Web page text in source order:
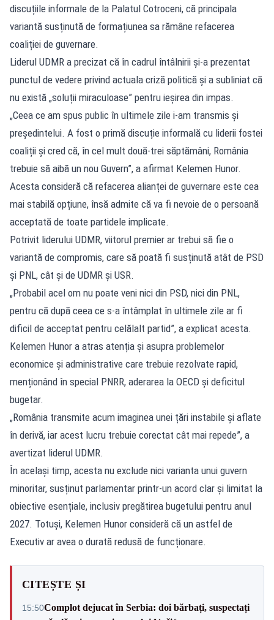
discuțiile informale de la Palatul Cotroceni, că principala
variantă susținută de formațiunea sa rămâne refacerea
coaliției de guvernare.
Liderul UDMR a precizat că în cadrul întâlnirii și-a prezentat
punctul de vedere privind actuala criză politică și a subliniat că
nu există „soluții miraculoase” pentru ieșirea din impas.
„Ceea ce am spus public în ultimele zile i-am transmis și
președintelui. A fost o primă discuție informală cu liderii fostei
coaliții și cred că, în cel mult două-trei săptămâni, România
trebuie să aibă un nou Guvern”, a afirmat Kelemen Hunor.
Acesta consideră că refacerea alianței de guvernare este cea
mai stabilă opțiune, însă admite că va fi nevoie de o persoană
acceptată de toate partidele implicate.
Potrivit liderului UDMR, viitorul premier ar trebui să fie o
variantă de compromis, care să poată fi susținută atât de PSD
și PNL, cât și de UDMR și USR.
„Probabil acel om nu poate veni nici din PSD, nici din PNL,
pentru că după ceea ce s-a întâmplat în ultimele zile ar fi
dificil de acceptat pentru celălalt partid”, a explicat acesta.
Kelemen Hunor a atras atenția și asupra problemelor
economice și administrative care trebuie rezolvate rapid,
menționând în special PNRR, aderarea la OECD și deficitul
bugetar.
„România transmite acum imaginea unei țări instabile și aflate
în derivă, iar acest lucru trebuie corectat cât mai repede”, a
avertizat liderul UDMR.
În același timp, acesta nu exclude nici varianta unui guvern
minoritar, susținut parlamentar printr-un acord clar și limitat la
obiective esențiale, inclusiv pregătirea bugetului pentru anul
2027. Totuși, Kelemen Hunor consideră că un astfel de
Executiv ar avea o durată redusă de funcționare.
CITEȘTE ȘI
15:50Complot dejucat în Serbia: doi bărbați, suspectați